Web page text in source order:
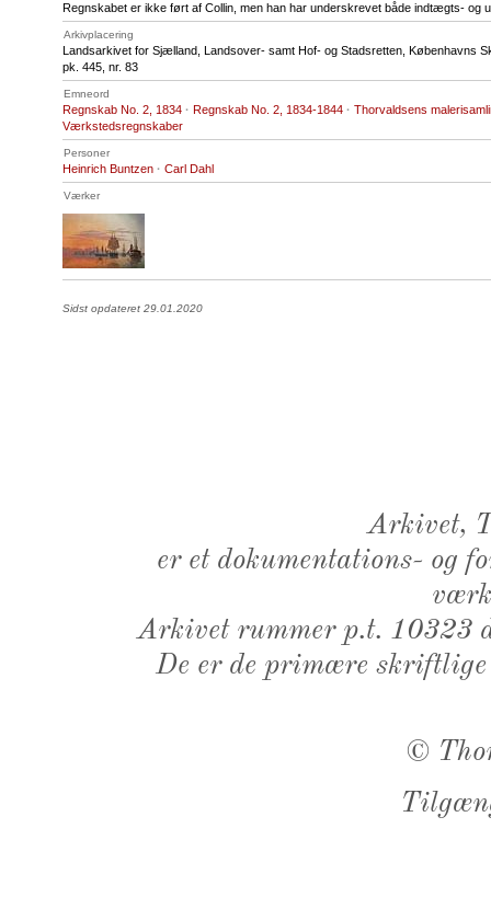
Regnskabet er ikke ført af Collin, men han har underskrevet både indtægts- og
Arkivplacering
Landsarkivet for Sjælland, Landsover- samt Hof- og Stadsretten, Københavns
pk. 445, nr. 83
Emneord
Regnskab No. 2, 1834 · Regnskab No. 2, 1834-1844 · Thorvaldsens
Værkstedsregnskaber
Personer
Heinrich Buntzen · Carl Dahl
Værker
Sidst opdateret 29.01.2020
Arkivet,
er et dokumentations- og
Arkivet rummer p.t. 10323
De er de primære
©